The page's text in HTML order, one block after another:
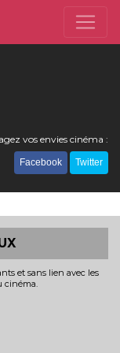
vos envies cinéma :
Facebook Twitter
et sans lien avec les
cinéma.